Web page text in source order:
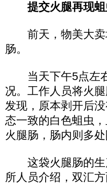
提交火腿再现
前天，物美大卖
肠。
当天下午5点左右
况。工作人员将火
发现，原本剥开后
态一致的白色蛆虫
火腿肠，肠内则多
这袋火腿肠的生
所人员介绍，双汇